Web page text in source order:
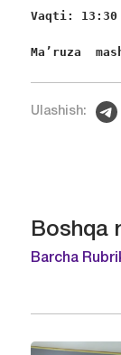
Vaqti: 13:30
Ma’ruza
Ulashish:
Boshqa
Barcha